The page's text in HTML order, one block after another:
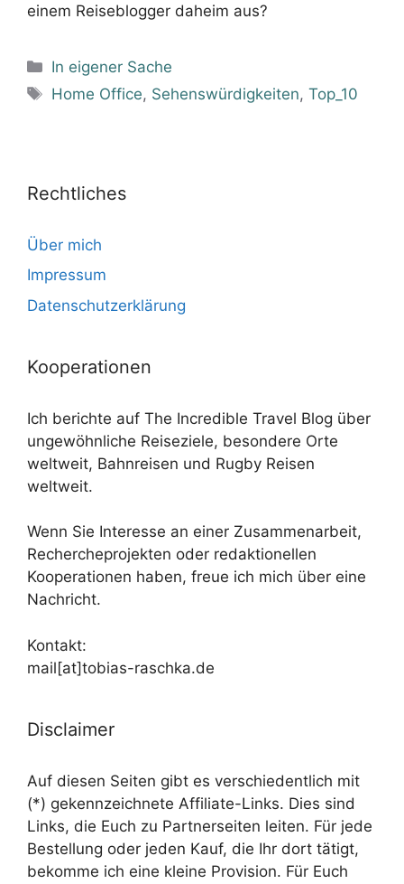
einem Reiseblogger daheim aus?
Kategorien
In eigener Sache
Schlagwörter
Home Office, Sehenswürdigkeiten,Top_10
Rechtliches
Über mich
Impressum
Datenschutzerklärung
Kooperationen
Ich berichte auf The Incredible Travel Blog über
ungewöhnliche Reiseziele, besondere Orte
weltweit, Bahnreisen und Rugby Reisen
weltweit.
Wenn Sie Interesse an einer Zusammenarbeit,
Rechercheprojekten oder redaktionellen
Kooperationen haben, freue ich mich über eine
Nachricht.
Kontakt:
mail[at]tobias-raschka.de
Disclaimer
Auf diesen Seiten gibt es verschiedentlich mit
(*) gekennzeichnete Affiliate-Links. Dies sind
Links, die Euch zu Partnerseiten leiten. Für jede
Bestellung oder jeden Kauf, die Ihr dort tätigt,
bekomme ich eine kleine Provision. Für Euch